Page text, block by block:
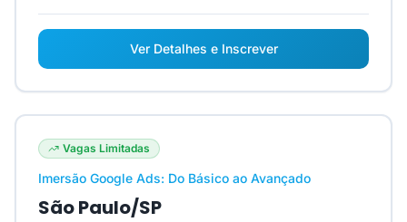
Ver Detalhes e Inscrever
Vagas Limitadas
Imersão Google Ads: Do Básico ao Avançado
São Paulo/SP